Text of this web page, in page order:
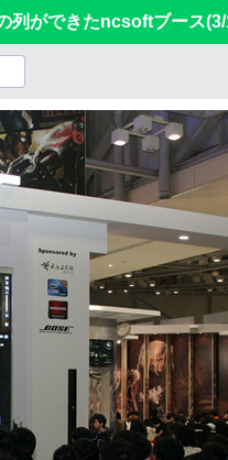
列ができたncsoftブース